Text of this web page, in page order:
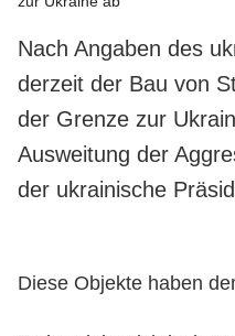
Nach Angaben des
derzeit der Bau von
der Grenze zur
Ausweitung der
der ukrainische
Diese Objekte haben